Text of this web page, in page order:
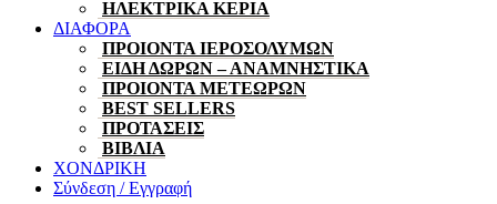
ΗΛΕΚΤΡΙΚΑ ΚΕΡΙΑ
ΔΙΑΦΟΡΑ
ΠΡΟΙΟΝΤΑ ΙΕΡΟΣΟΛΥΜΩΝ
ΕΙΔΗ ΔΩΡΩΝ – ΑΝΑΜΝΗΣΤΙΚΑ
ΠΡΟΙΟΝΤΑ ΜΕΤΕΩΡΩΝ
BEST SELLERS
ΠΡΟΤΑΣΕΙΣ
ΒΙΒΛΙΑ
ΧΟΝΔΡΙΚΗ
Σύνδεση / Εγγραφή